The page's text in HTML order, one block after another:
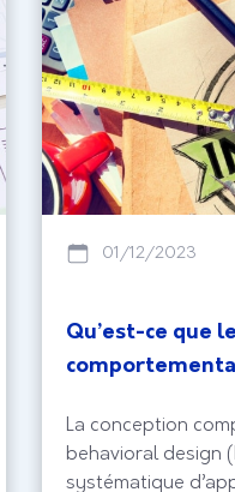
01/12/2023
Qu’est-ce que
La conception
behavioral design
systématique